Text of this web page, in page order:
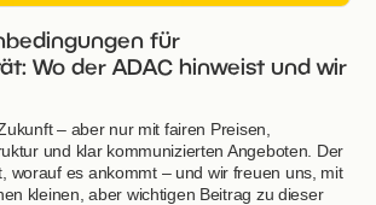
für
Wo der ADAC hinweist und wir
– aber nur mit fairen Preisen,
und klar kommunizierten Angeboten. Der
worauf es ankommt – und wir freuen uns, mit
kleinen, aber wichtigen Beitrag zu dieser